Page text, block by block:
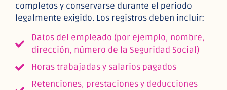
completos y conservarse durante el periodo
legalmente exigido. Los registros deben incluir:
Datos del empleado (por ejemplo, nombre,
dirección, número de la Seguridad Social)
Horas trabajadas y salarios pagados
Retenciones, prestaciones y deducciones